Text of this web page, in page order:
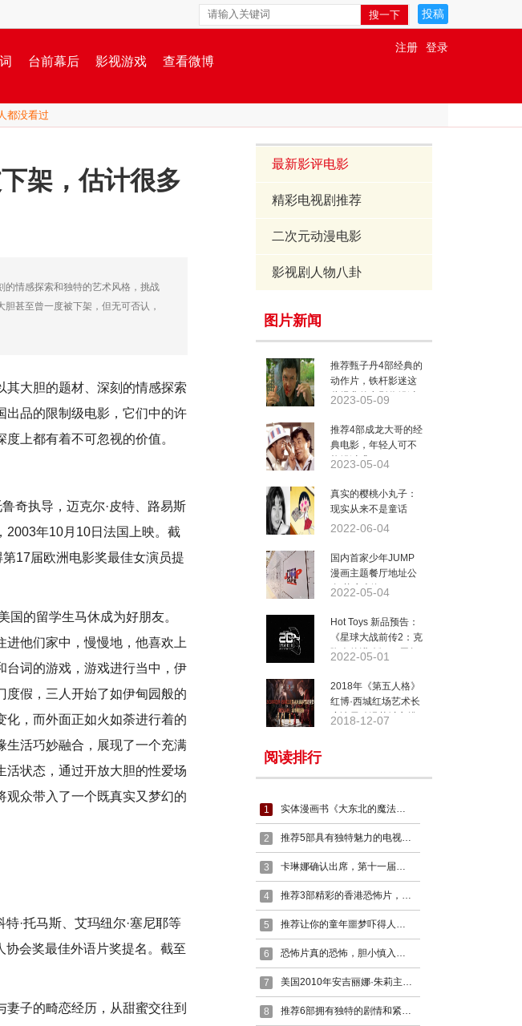
投稿
台前幕后 影视游戏 查看微博
登录
注册
都没看过
架，估计很多
的情感探索和独特的艺术风格，挑战
甚至曾一度被下架，但无可否认，
其大胆的题材、深刻的情感探索
出品的限制级电影，它们中的许
上都有着不可忽视的价值。
奇执导，迈克尔·皮特、路易斯
2003年10月10日法国上映。截
17届欧洲电影奖最佳女演员提
的留学生马休成为好朋友。
他们家中，慢慢地，他喜欢上
台词的游戏，游戏进行当中，伊
度假，三人开始了如伊甸园般的
化，而外面正如火如荼进行着的
生活巧妙融合，展现了一个充满
活状态，通过开放大胆的性爱场
观众带入了一个既真实又梦幻的
特·托马斯、艾玛纽尔·塞尼耶等
会奖最佳外语片奖提名。截至
子的畸恋经历，从甜蜜交往到
最新影评电影
精彩电视剧推荐
二次元动漫电影
影视剧人物八卦
图片新闻
推荐甄子丹4部经典的
动作片，铁杆影迷这
些经典的电影你错过
2023-05-09
推荐4部成龙大哥的经
典电影，年轻人可不
能错过哦
2023-05-04
真实的樱桃小丸子：
现实从来不是童话
2022-06-04
国内首家少年JUMP
漫画主题餐厅地址公
布 落户上海
2022-05-04
Hot Toys 新品预告：
《星球大战前传2：克
隆人的进攻》20周年
出！
2022-05-01
2018年《第五人格》
红博·西城红场艺术长
廊冰雪动漫节城市挑
2018-12-07
阅读排行
1 实体漫画书《大东北的魔法少女》接受预定啦~
2 推荐5部具有独特魅力的电视剧，这个十一假期你不再无聊
3 卡琳娜确认出席，第十一届深圳国际电玩节，7月18日-21日举办！
4 推荐3部精彩的香港恐怖片，曾经的老片是那么的精彩，一起回忆一下
5 推荐让你的童年噩梦吓得人夜不能寐的5部精彩恐怖电影
6 恐怖片真的恐怖，胆小慎入，推荐5部精彩的恐怖电影
7 美国2010年安吉丽娜·朱莉主演电影《特工绍特》剧情简介
8 推荐6部拥有独特的剧情和紧张的氛围的精彩电影，千万不要错过